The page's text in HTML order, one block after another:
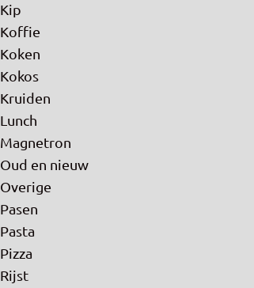
Kip
Koffie
Koken
Kokos
Kruiden
Lunch
Magnetron
Oud en nieuw
Overige
Pasen
Pasta
Pizza
Rijst